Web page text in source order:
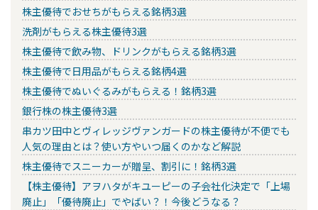
株主優待でおせちがもらえる銘柄3選
洗剤がもらえる株主優待3選
株主優待で飲み物、ドリンクがもらえる銘柄3選
株主優待で日用品がもらえる銘柄4選
株主優待でぬいぐるみがもらえる！銘柄3選
銀行株の株主優待3選
串カツ田中とヴィレッジヴァンガードの株主優待が不便でも
人気の理由とは？使い方やいつ届くのかなど解説
株主優待でスニーカーが贈呈、割引に！銘柄3選
【株主優待】アヲハタがキユーピーの子会社化決定で「上場
廃止」「優待廃止」でやばい？！今後どうなる？